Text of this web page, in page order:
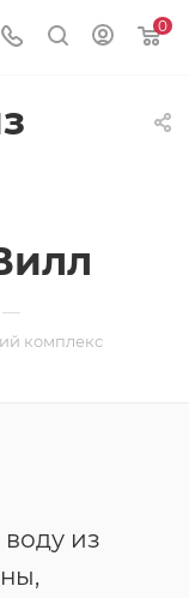
0
—
комплекс
из